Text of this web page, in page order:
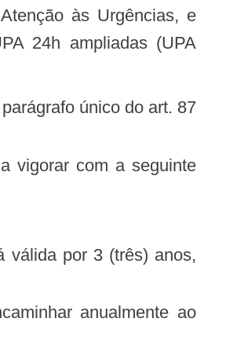
às Urgências, e
24h ampliadas (UPA
por 3 (três) anos,
anualmente ao